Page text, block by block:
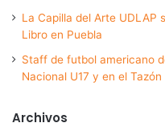
La Capilla del Arte UDLAP
Libro en Puebla
Staff de futbol americano
Nacional U17 y en el Tazón
Archivos